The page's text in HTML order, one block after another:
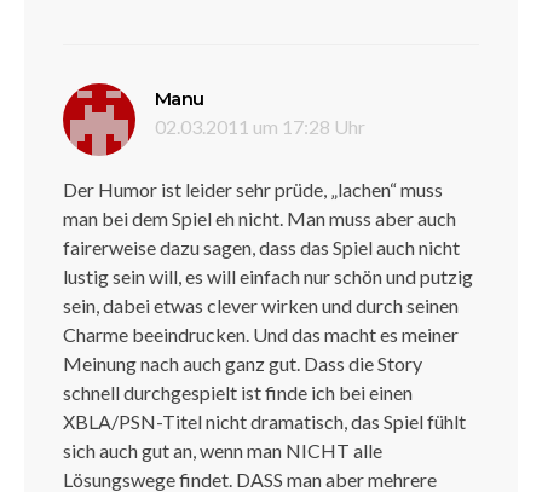
Manu
02.03.2011 um 17:28 Uhr
Der Humor ist leider sehr prüde, „lachen“ muss
man bei dem Spiel eh nicht. Man muss aber auch
fairerweise dazu sagen, dass das Spiel auch nicht
lustig sein will, es will einfach nur schön und putzig
sein, dabei etwas clever wirken und durch seinen
Charme beeindrucken. Und das macht es meiner
Meinung nach auch ganz gut. Dass die Story
schnell durchgespielt ist finde ich bei einen
XBLA/PSN-Titel nicht dramatisch, das Spiel fühlt
sich auch gut an, wenn man NICHT alle
Lösungswege findet. DASS man aber mehrere